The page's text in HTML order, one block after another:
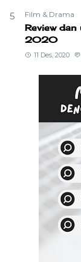
5 Film & Drama
Review
2020
11 Des, 2020